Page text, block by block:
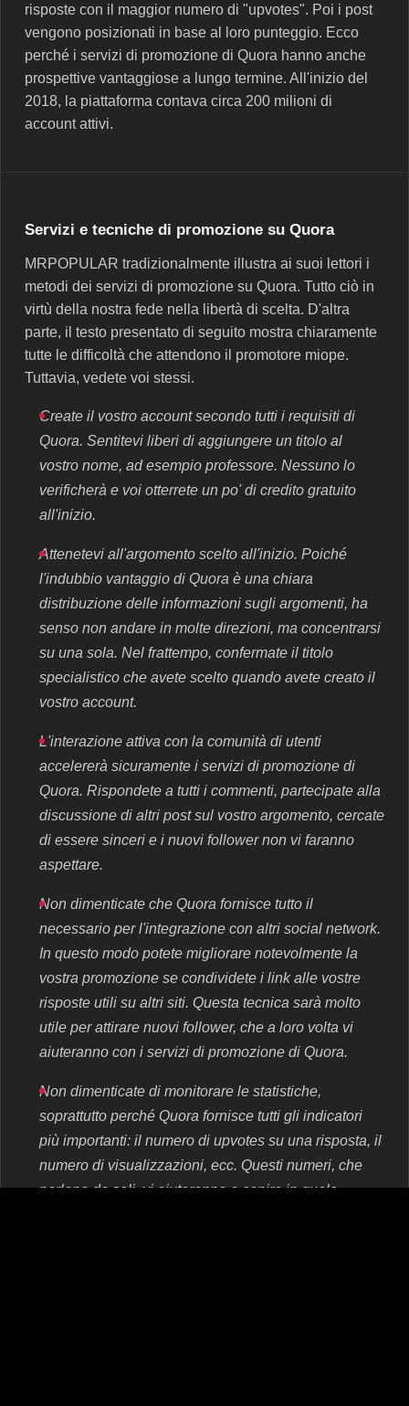
risposte con il maggior numero di "upvotes". Poi i post
vengono posizionati in base al loro punteggio. Ecco
perché i servizi di promozione di Quora hanno anche
prospettive vantaggiose a lungo termine. All'inizio del
2018, la piattaforma contava circa 200 milioni di
account attivi.
Servizi e tecniche di promozione su Quora
MRPOPULAR tradizionalmente illustra ai suoi lettori i
metodi dei servizi di promozione su Quora. Tutto ciò in
virtù della nostra fede nella libertà di scelta. D'altra
parte, il testo presentato di seguito mostra chiaramente
tutte le difficoltà che attendono il promotore miope.
Tuttavia, vedete voi stessi.
Create il vostro account secondo tutti i requisiti di
Quora. Sentitevi liberi di aggiungere un titolo al
vostro nome, ad esempio professore. Nessuno lo
verificherà e voi otterrete un po' di credito gratuito
all'inizio.
Attenetevi all'argomento scelto all'inizio. Poiché
l'indubbio vantaggio di Quora è una chiara
distribuzione delle informazioni sugli argomenti, ha
senso non andare in molte direzioni, ma concentrarsi
su una sola. Nel frattempo, confermate il titolo
specialistico che avete scelto quando avete creato il
vostro account.
L'interazione attiva con la comunità di utenti
accelererà sicuramente i servizi di promozione di
Quora. Rispondete a tutti i commenti, partecipate alla
discussione di altri post sul vostro argomento, cercate
di essere sinceri e i nuovi follower non vi faranno
aspettare.
Non dimenticate che Quora fornisce tutto il
necessario per l'integrazione con altri social network.
In questo modo potete migliorare notevolmente la
vostra promozione se condividete i link alle vostre
risposte utili su altri siti. Questa tecnica sarà molto
utile per attirare nuovi follower, che a loro volta vi
aiuteranno con i servizi di promozione di Quora.
Non dimenticate di monitorare le statistiche,
soprattutto perché Quora fornisce tutti gli indicatori
più importanti: il numero di upvotes su una risposta, il
numero di visualizzazioni, ecc. Questi numeri, che
parlano da soli, vi aiuteranno a capire in quale